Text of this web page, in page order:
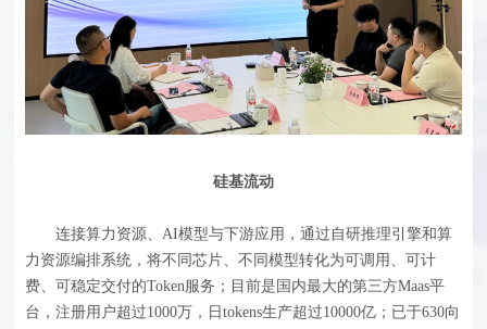
硅基流动
连接算力资源、AI模型与下游应用，通过自研推理引擎和算
力资源编排系统，将不同芯片、不同模型转化为可调用、可计
费、可稳定交付的Token服务；目前是国内最大的第三方Maas平
台，注册用户超过1000万，日tokens生产超过10000亿；已于630向